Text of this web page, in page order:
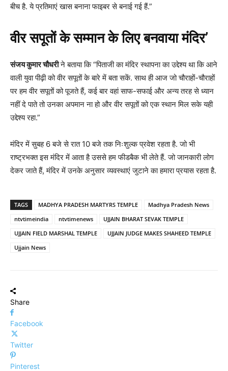
बीच है. ये प्रतिमाएं खास बनाना फाइबर से बनाई गई हैं.”
वीर सपूतों के सम्मान के लिए बनवाया मंदिर’
संजय कुमार चौधरीने बताया कि “पिताजी का मंदिर स्थापना का उद्देश्य था कि आने
वाली युवा पीढ़ी को वीर सपूतों के बारे में बता सकें. साथ ही आज जो चौराहों-चौराहों
पर हम वीर सपूतों को पूजते हैं, कई बार वहां साफ-सफाई और अन्य तरह से ध्यान
नहीं दे पाते तो उनका अपमान ना हो और वीर सपूतों को एक स्थान मिल सके यही
उद्देश्य रहा.”
मंदिर में सुबह 6 बजे से रात 10 बजे तक निःशुल्क प्रवेश रहता है. जो भी
राष्ट्रभक्त इस मंदिर में आता है उससे हम फीडबैक भी लेते हैं. जो जानकारी लोग
देकर जाते हैं, मंदिर में उनके अनुसार व्यवस्थाएं जुटाने का हमारा प्रयास रहता है.
TAGS MADHYA PRADESH MARTYRS TEMPLE
Madhya Pradesh News
ntvtimeindia
ntvtimenews
UJJAIN BHARAT SEVAK TEMPLE
UJJAIN FIELD MARSHAL TEMPLE
UJJAIN JUDGE MAKES SHAHEED TEMPLE
Ujjain News
Share
Facebook
Twitter
Pinterest